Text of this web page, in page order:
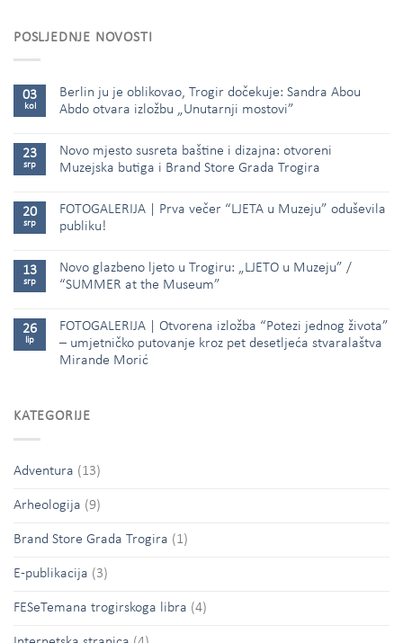
POSLJEDNJE NOVOSTI
03
kol
Berlin ju je oblikovao, Trogir dočekuje: Sandra Abou
Abdo otvara izložbu „Unutarnji mostovi”
23
srp
Novo mjesto susreta baštine i dizajna: otvoreni
Muzejska butiga i Brand Store Grada Trogira
20
srp
FOTOGALERIJA | Prva večer “LJETA u Muzeju” oduševila
publiku!
13
srp
Novo glazbeno ljeto u Trogiru: „LJETO u Muzeju” /
“SUMMER at the Museum”
26
lip
FOTOGALERIJA | Otvorena izložba “Potezi jednog života”
– umjetničko putovanje kroz pet desetljeća stvaralaštva
Mirande Morić
KATEGORIJE
Adventura (13)
Arheologija (9)
Brand Store Grada Trogira (1)
E-publikacija (3)
FESeTemana trogirskoga libra (4)